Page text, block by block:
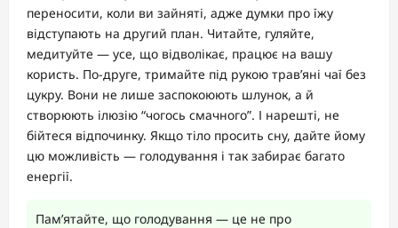
переносити, коли ви зайняті, адже думки про їжу
відступають на другий план. Читайте, гуляйте,
медитуйте — усе, що відволікає, працює на вашу
користь. По-друге, тримайте під рукою трав’яні чаї без
цукру. Вони не лише заспокоюють шлунок, а й
створюють ілюзію “чогось смачного”. І нарешті, не
бійтеся відпочинку. Якщо тіло просить сну, дайте йому
цю можливість — голодування і так забирає багато
енергії.
Пам’ятайте, що голодування — це не про